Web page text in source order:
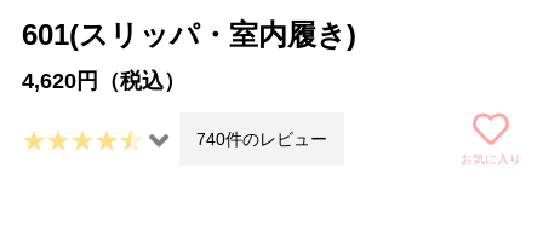
601(スリッパ・室内履き)
4,620円（税込）
740件のレビュー
お気に入り